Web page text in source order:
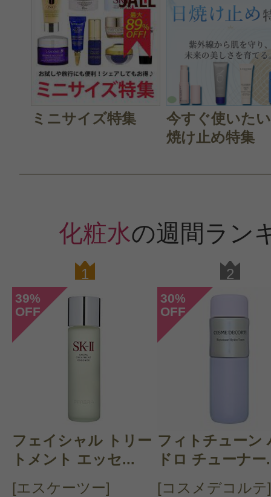
ミニサイズ特集
今すぐ使いた
焼け止め特集
化粧水の週間ラン
1
39%
OFF
フェイシャル トリー
トメント エッセ...
[エスケーツー]
2
30%
OFF
フィトチューン
ドロ チューナー
[コスメデコルテ]